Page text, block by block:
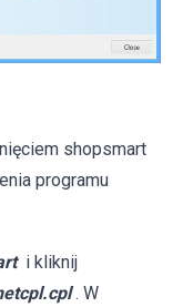
shopsmart
programu
i kliknij
. W